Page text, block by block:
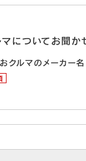
についてお聞か
クルマのメーカー